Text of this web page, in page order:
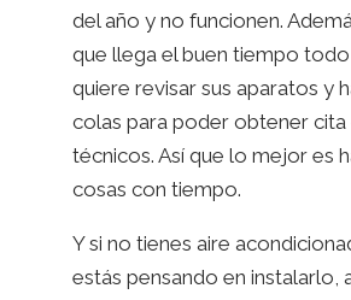
del año y no funcionen.
que llega el buen tiempo
quiere revisar sus aparatos y
colas para poder obtener cita
técnicos. Así que lo mejor es
cosas con tiempo.
Y si no tienes aire
estás pensando en instalarlo,